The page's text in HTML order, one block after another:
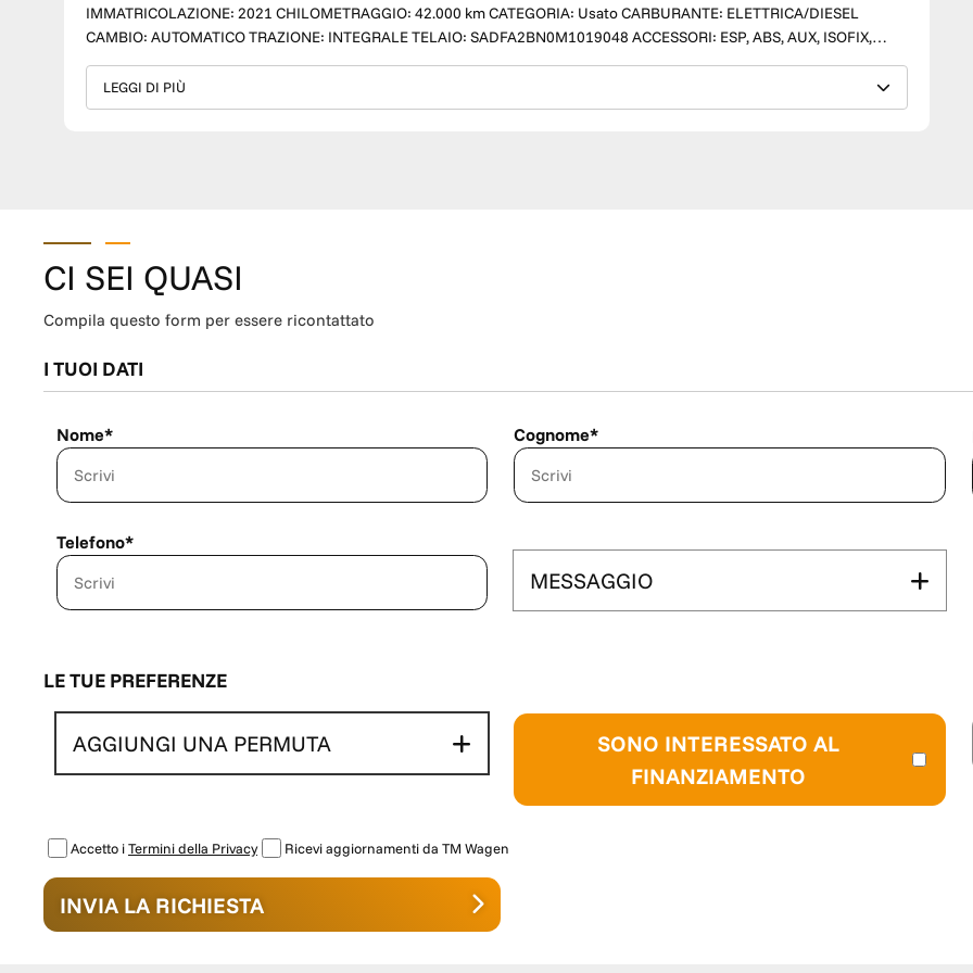
IMMATRICOLAZIONE: 2021 CHILOMETRAGGIO: 42.000 km CATEGORIA: Usato CARBURANTE: ELETTRICA/DIESEL
CAMBIO: AUTOMATICO TRAZIONE: INTEGRALE TELAIO: SADFA2BN0M1019048 ACCESSORI: ESP, ABS, AUX, ISOFIX,
BLUETOOTH, AIRBAG CONDUCENTE, PASSEGGERO LATERALE E POSTERIORE, COMPUTER DI BORDO, VOLANTE
MULTIFUNZIONE, CRUISE CONTROL, LIMITATORE DI VELOCITA', CLIMATIZZATORE, NAVIGATORE... SOLO CON TM
WAGEN, LA TUA NUOVA AUTO GARANTIRÀ: FINANZIAMENTO SU MISURA CONSULENZA ALL’ACQUISTO
VETTURE HANNO UN'ECCEZIONALE RAPPORTO QUALITÀ-PREZZO, CON CHILOMETRAGGIO REALE CERTIFICATO
(RIPORTATO IN FATTURA E GARANZIA DI CONFORMITÀ) - LE NOSTRE AUTO VENGONO CONTROLLATE NELLE NOSTRE
OFFICINE DA TECNICI SPECIALIZZATI E PREPARATE IN MODO ACCURATO. INOLTRE SONO LAVATE E IGIENIZZATE IN
UP PRE-VENDITA PER GARANTIRE LA MASSIMA AFFIDABILITÀ DEI NOSTRI PRODOTTI E SERVIZI - POSSIBILITÀ DI
ATTIVAZIONE ULTERIORE GARANZIA 12 MESI DA € 40,00 AL MESE PER MAGGIORI INFO : GIACOMO 377 371 3900
LA NOSTRA SEDE IN VIA ALESSANDRO MANZONI 27 A PISTOIA (PT), 51100 Lunedì-Venerdì 09 - 13 e 15 - 19:30 Sabato 09
- 13 e 15 - 19 Domenica chiuso WE ARE ON: INSTAGRAM - TM WAGEN PISTOIA FACEBOOK - TM WAGEN PISTOIA
involontarie incongruenze, che non rappresentano un impegno contrattuale.
LEGGI DI PIÙ
CI SEI QUASI
Compila questo form per essere ricontattato
I TUOI DATI
Nome* Cognome*
Telefono*
MESSAGGIO
LE TUE PREFERENZE
AGGIUNGI UNA PERMUTA
SONO INTERESSATO AL
FINANZIAMENTO
Accetto iTermini della Privacy Ricevi aggiornamenti da TM Wagen
INVIA LA RICHIESTA